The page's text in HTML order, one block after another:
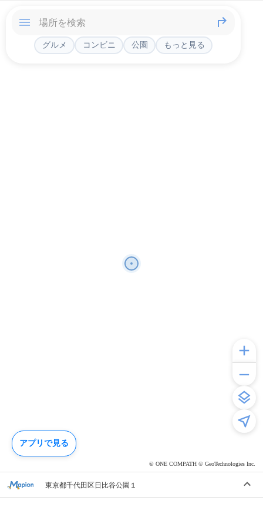
© ONE COMPATH © GeoTechnologies Inc.
グルメ コンビニ 公園 もっと見る
東京都千代田区日比谷公園１
アプリで見る